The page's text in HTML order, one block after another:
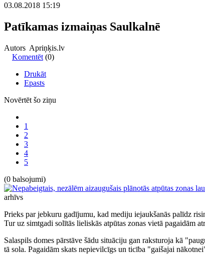
03.08.2018 15:19
Patīkamas izmaiņas Saulkalnē
Autors Apriņķis.lv
Komentēt (0)
Drukāt
Epasts
Novērtēt šo ziņu
1
2
3
4
5
(0 balsojumi)
arhīvs
Prieks par jebkuru gadījumu, kad mediju iejaukšanās palīdz
Tur uz simtgadi solītās lieliskās atpūtas zonas vietā pagaidām
Salaspils domes pārstāve šādu situāciju gan raksturoja kā
tā sola. Pagaidām skats nepievilcīgs un ticība "gaišajai